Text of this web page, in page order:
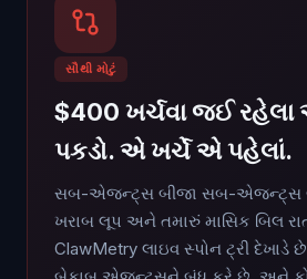
સૌથી મોટું
$400 ખર્ચવા જઈ
પકડો. એ ખર્ચે એ પહેલાં.
સબ-એજન્ટ્સ બીજા સબ-એજન્ટ્સ
ખરાબ લૂપ અને તમારું માસિક બિલ
ClawMetry લાઇવ સ્પોન ટ્રી દેખાડે